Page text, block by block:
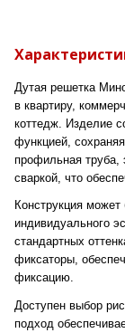
Дутая решетка
в квартиру,
коттедж. Изделие
функцией,
профильная
сваркой, что
Конструкция
индивидуального
стандартных
фиксаторы,
фиксацию.
Доступен выбор
подход